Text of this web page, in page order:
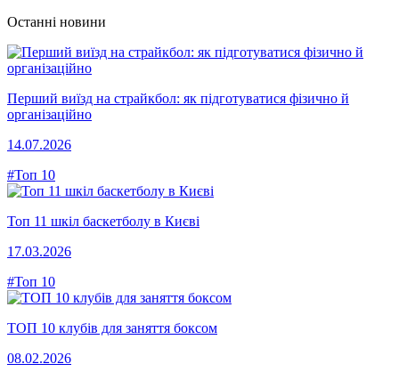
Останні новини
Перший виїзд на страйкбол: як підготуватися фізично й
організаційно
14.07.2026
#Топ 10
Топ 11 шкіл баскетболу в Києві
17.03.2026
#Топ 10
ТОП 10 клубів для заняття боксом
08.02.2026